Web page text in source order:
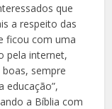
que
a respeito das
ficou com uma
pela internet,
sempre
educação”,
a Bíblia com